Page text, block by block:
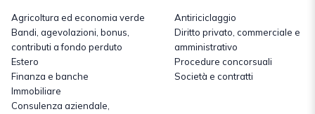
Agricoltura ed economia verde
Bandi, agevolazioni, bonus,
contributi a fondo perduto
Estero
Finanza e banche
Immobiliare
Consulenza aziendale,
Antiriciclaggio
Diritto privato, commerciale e
amministrativo
Procedure concorsuali
Società e contratti